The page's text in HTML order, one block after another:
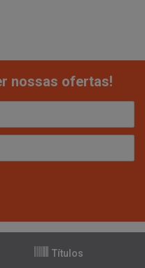
nossas ofertas!
Títulos